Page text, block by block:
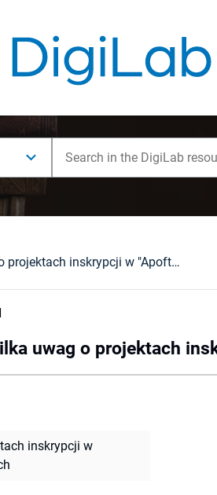
Kilka uwag o projektach inskrypcji w "Apoftegmatach" Rejowych
uwag o projektach
inskrypcji w